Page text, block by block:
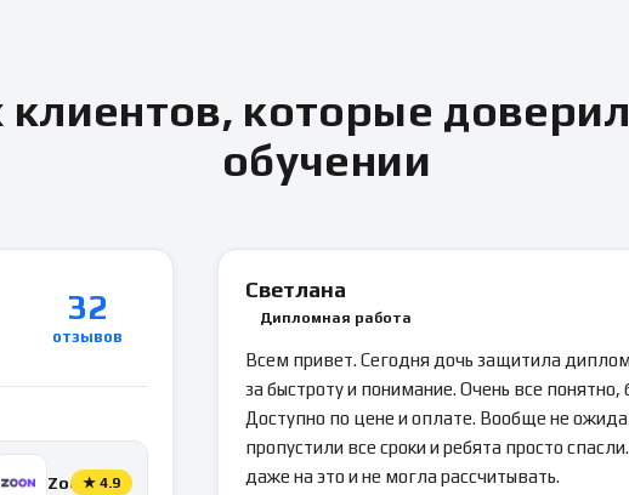
которые
обучении
32
отзывов
Zoon★4.9
Светлана
Дипломная работа
Всем привет. Сегодня дочь защитила
за быстроту и понимание. Очень все понятно,
Доступно по цене и оплате. Вообще не
пропустили все сроки и ребята просто
даже на это и не могла рассчитывать.